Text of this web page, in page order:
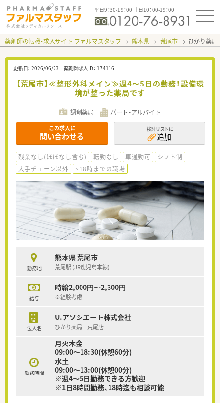
平日9：30-19：00 土日10：00-19：00
薬剤師の転職・求人サイト ファルマスタッフ 熊本県 荒尾市 ひかり薬
更新日： 2026/06/23 薬剤師求人ID： 174116
【荒尾市】≪整形外科メイン≫週4～5日の勤務！設備環
境が整った薬局です
調剤薬局 パート・アルバイト
この求人に
問い合わせる
検討リストに
追加
残業なし(ほぼなし含む) 転勤なし 車通勤可
シフト制
大手チェーン以外
~18時までの職場
勤務地
熊本県 荒尾市
荒尾駅 (JR鹿児島本線)
給与
時給2,000円～2,300円
※経験考慮
法人名
U.アソシエート株式会社
ひかり薬局 荒尾店
勤務時間
月火木金
09:00～18:30(休憩60分)
水土
09:00～13:00(休憩00分)
※週4～5日勤務できる方歓迎
※1日8時間勤務、18時迄も相談可能